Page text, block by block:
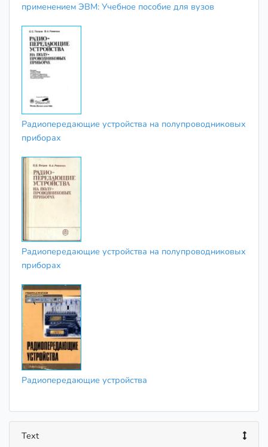
применением ЭВМ: Учебное пособие для вузов
Радиопередающие устройства на полупроводниковых
приборах
Радиопередающие устройства на полупроводниковых
приборах
Радиопередающие устройства
Text